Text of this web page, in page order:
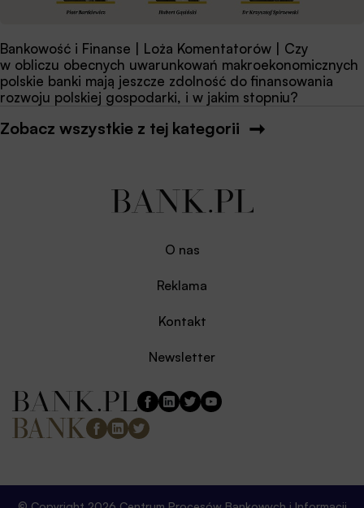
Bankowość i Finanse | Loża Komentatorów | Czy
w obliczu obecnych uwarunkowań makroekonomicznych
polskie banki mają jeszcze zdolność do finansowania
rozwoju polskiej gospodarki, i w jakim stopniu?
Zobacz wszystkie z tej kategorii
O nas
Reklama
Kontakt
Newsletter